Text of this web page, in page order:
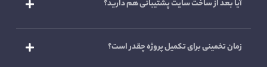
آیا بعد از ساخت سایت پشتیبانی هم دارید؟
زمان تخمینی برای تکمیل پروژه چقدر است؟